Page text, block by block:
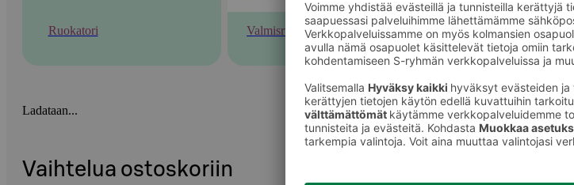
Ruokatori Valmisruoka Valmiit ateriat ja aterian osat
Ladataan...
Vaihtelua ostoskoriin